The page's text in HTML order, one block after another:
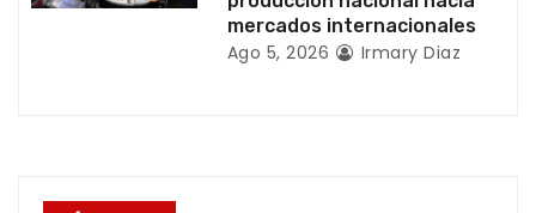
mercados internacionales
Ago 5, 2026 Irmary Diaz